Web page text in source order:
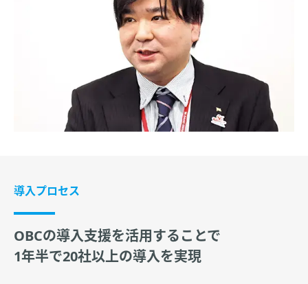
導入プロセス
OBCの導入支援を活用することで
1年半で20社以上の導入を実現